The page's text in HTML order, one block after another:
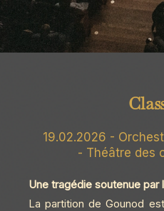
19.02.2026 -
- Théâtre des
Une tragédie soutenue par
La partition de Gounod